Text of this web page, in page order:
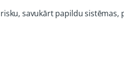
savukārt papildu sistēmas,